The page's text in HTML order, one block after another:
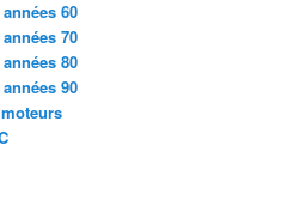
60
70
80
90